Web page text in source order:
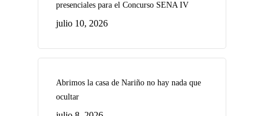
presenciales para el Concurso SENA IV
julio 10, 2026
Abrimos la casa de Nariño no hay nada que
ocultar